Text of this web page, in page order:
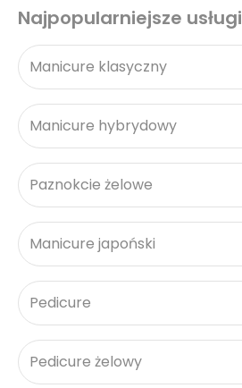
Najpopularniejsze usługi
Manicure klasyczny
Manicure hybrydowy
Paznokcie żelowe
Manicure japoński
Pedicure
Pedicure żelowy